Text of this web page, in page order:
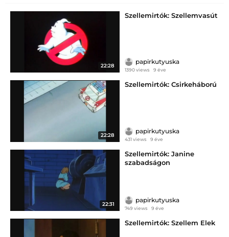
22:28
Szellemirtók: Szellemvasút
papirkutyuska
1390 views 9 éve
22:28
Szellemirtók: Csirkeháború
papirkutyuska
431 views 9 éve
22:31
Szellemirtók: Janine
szabadságon
papirkutyuska
749 views 9 éve
Szellemirtók: Szellem Elek